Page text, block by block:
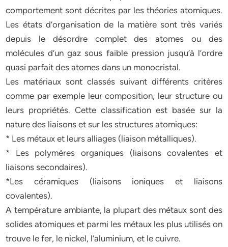
comportement sont décrites par les théories atomiques.
Les états d’organisation de la matière sont très variés
depuis le désordre complet des atomes ou des
molécules d’un gaz sous faible pression jusqu’à l’ordre
quasi parfait des atomes dans un monocristal.
Les matériaux sont classés suivant différents critères
comme par exemple leur composition, leur structure ou
leurs propriétés. Cette classification est basée sur la
nature des liaisons et sur les structures atomiques:
* Les métaux et leurs alliages (liaison métalliques).
* Les polymères organiques (liaisons covalentes et
liaisons secondaires).
*Les céramiques (liaisons ioniques et liaisons
covalentes).
A température ambiante, la plupart des métaux sont des
solides atomiques et parmi les métaux les plus utilisés on
trouve le fer, le nickel, l’aluminium, et le cuivre.